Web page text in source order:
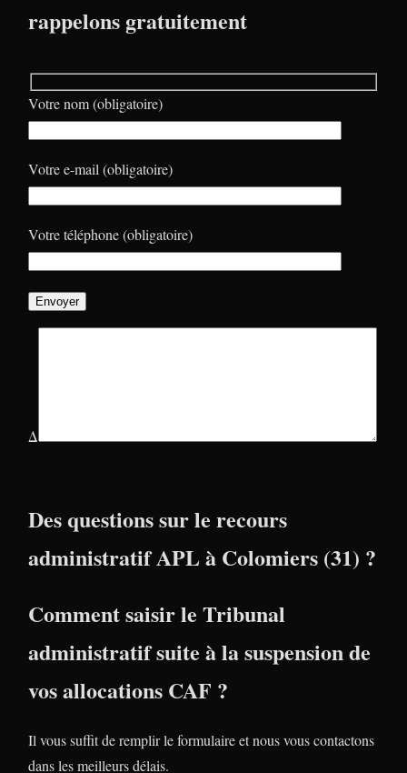
rappelons gratuitement
Votre nom (obligatoire)
Votre e-mail (obligatoire)
Votre téléphone (obligatoire)
Δ
Des questions sur le recours
administratif APL à Colomiers (31) ?
Comment saisir le Tribunal
administratif suite à la suspension de
vos allocations CAF ?
Il vous suffit de remplir le formulaire et nous vous contactons
dans les meilleurs délais.